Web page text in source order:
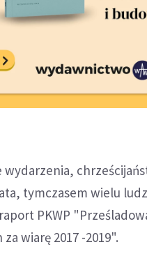
tymczasem wielu
PKWP
wiarę 2017 -2019".